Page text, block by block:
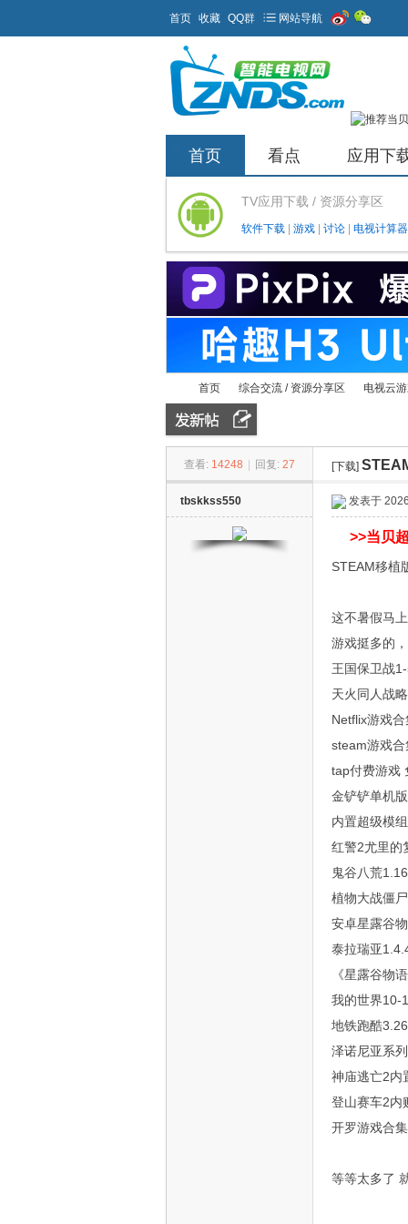
首页 收藏 QQ群 网站导航
首页 看点 应用下
TV应用下载 / 资源分享区
软件下载 游戏 讨论 电视计算器
»
首页
›
综合交流 / 资源分享区
›
电视云
查看: 14248 回复: 27 [下载]
tbskkss550 发表于
>>当贝
STEAM移植
这不暑假马
游戏挺多的
王国保卫战
天火同人战
Netflix游戏合
steam游戏合
tap付费游戏
金铲铲单机版
内置超级模
红警2尤里的
鬼谷八荒
植物大战僵
安卓星露谷
泰拉瑞亚
《星露谷物
我的世界10-
地铁跑酷
泽诺尼亚系
神庙逃亡2内
登山赛车2内
开罗游戏合
等等太多了